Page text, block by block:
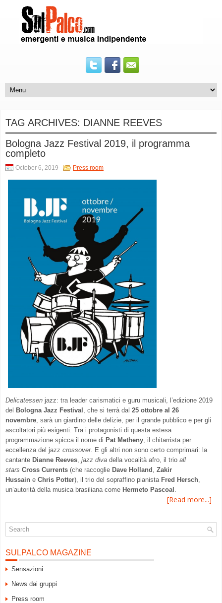
TAG ARCHIVES: DIANNE REEVES
Bologna Jazz Festival 2019, il programma
completo
October 6, 2019 Press room
Delicatessen jazz: tra leader carismatici e guru musicali, l’edizione 2019
del Bologna Jazz Festival , che si terrà dal 25 ottobre al 26
novembre , sarà un giardino delle delizie, per il grande pubblico e per gli
ascoltatori più esigenti. Tra i protagonisti di questa estesa
programmazione spicca il nome di Pat Metheny , il chitarrista per
eccellenza del jazz crossover. E gli altri non sono certo comprimari: la
cantante Dianne Reeves jazz diva della vocalità afro, il trio all
stars Cross Currents (che raccoglie Dave Holland Zakir
Hussain e Chris Potter), il trio del sopraffino pianista Fred Hersch
un’autorità della musica brasiliana come Hermeto Pascoal
[Read more...]
SULPALCO MAGAZINE
Sensazioni
News dai gruppi
Press room